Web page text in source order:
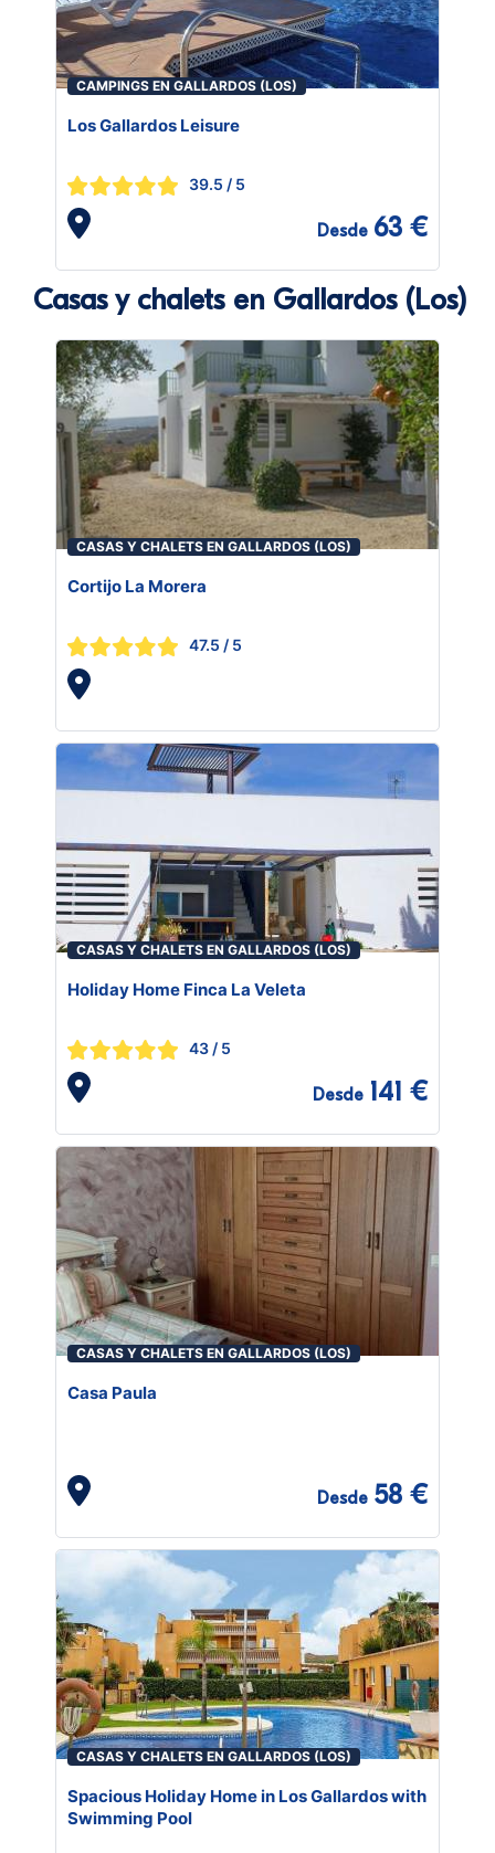
CAMPINGS EN GALLARDOS (LOS)
Los Gallardos Leisure
39.5 / 5
Desde 63 €
Casas y chalets en Gallardos (Los)
CASAS Y CHALETS EN GALLARDOS (LOS)
Cortijo La Morera
47.5 / 5
CASAS Y CHALETS EN GALLARDOS (LOS)
Holiday Home Finca La Veleta
43 / 5
Desde 141 €
CASAS Y CHALETS EN GALLARDOS (LOS)
Casa Paula
Desde 58 €
CASAS Y CHALETS EN GALLARDOS (LOS)
Spacious Holiday Home in Los Gallardos with
Swimming Pool